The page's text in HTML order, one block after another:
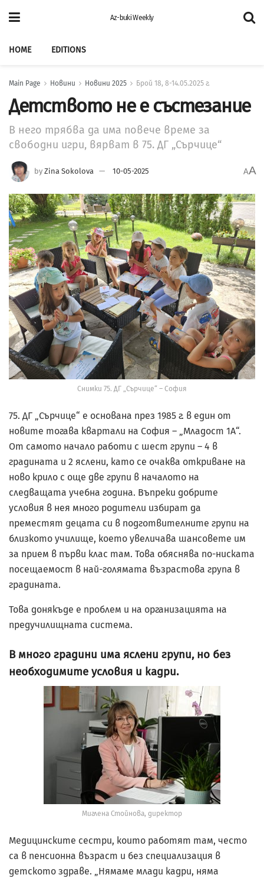
Az-buki Weekly
HOME EDITIONS
Main Page Новини Новини 2025 Брой 18, 8-14.05.2025 г.
Детството не е състезание
В него трябва да има повече време за
свободни игри, вярват в 75. ДГ „Сърчице“
by Zina Sokolova 10-05-2025 AA
Снимки 75. ДГ „Сърчице“ – София
75. ДГ „Сърчице“ е основана през 1985 г. в един от
новите тогава квартали на София – „Младост 1А“.
От самото начало работи с шест групи – 4 в
градината и 2 яслени, като се очаква откриване на
ново крило с още две групи в началото на
следващата учебна година. Въпреки добрите
условия в нея много родители избират да
преместят децата си в подготвителните групи на
близкото училище, което увеличава шансовете им
за прием в първи клас там. Това обяснява по-ниската
посещаемост в най-голямата възрастова група в
градината.
Това донякъде е проблем и на организацията на
предучилищната система.
В много градини има яслени групи, но без
необходимите условия и кадри.
Миглена Стойнова, директор
Медицинските сестри, които работят там, често
са в пенсионна възраст и без специализация в
детското здраве. „Нямаме млади кадри, няма